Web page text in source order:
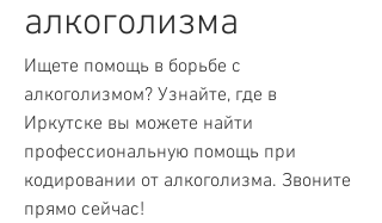
алкоголизма
Ищете помощь в борьбе с
алкоголизмом? Узнайте, где в
Иркутске вы можете найти
профессиональную помощь при
кодировании от алкоголизма. Звоните
прямо сейчас!